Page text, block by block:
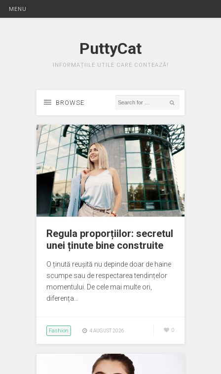
MENU
PuttyCat
INFORMAȚIILE UTILE CARE CONTEAZĂ!
BROWSE
Regula proporțiilor: secretul
unei ținute bine construite
O ținută reușită nu depinde doar de haine
scumpe sau de respectarea tendințelor
momentului. De cele mai multe ori,
diferența…
Fashion 4 AUGUST 2026 0